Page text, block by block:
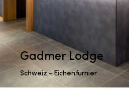
Gadmer Lodge
Schweiz - Eichenfurnier